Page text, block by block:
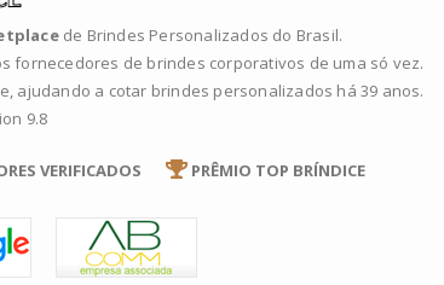
de Brindes Personalizados do Brasil.
fornecedores de brindes corporativos de uma só vez.
ajudando a cotar brindes personalizados há 39 anos.
9.8
VERIFICADOS PRÊMIO TOP BRÍNDICE